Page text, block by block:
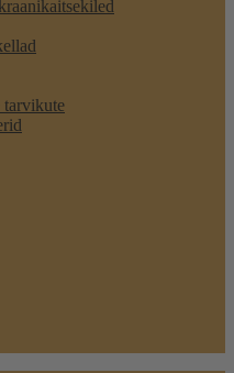
tarvikute